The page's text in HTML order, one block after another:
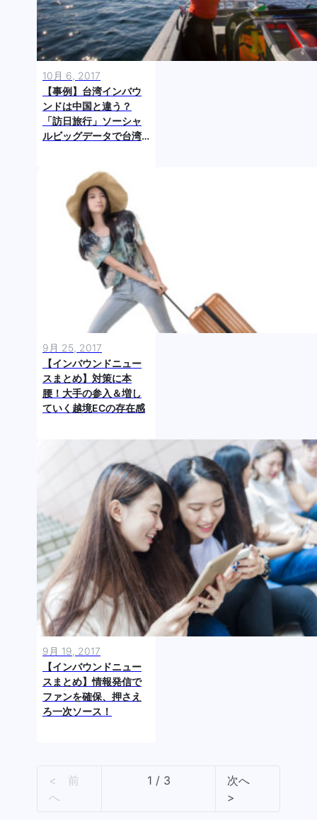
10月 6, 2017
【事例】台湾インバウ
ンドは中国と違う？
「訪日旅行」ソーシャ
ルビッグデータで台湾
9月 25, 2017
【インバウンドニュー
スまとめ】対策に本
腰！大手の参入＆増し
ていく越境ECの存在感
9月 19, 2017
【インバウンドニュー
スまとめ】情報発信で
ファンを確保、押さえ
ろ一次ソース！
< 前
へ
1 / 3
次へ
>